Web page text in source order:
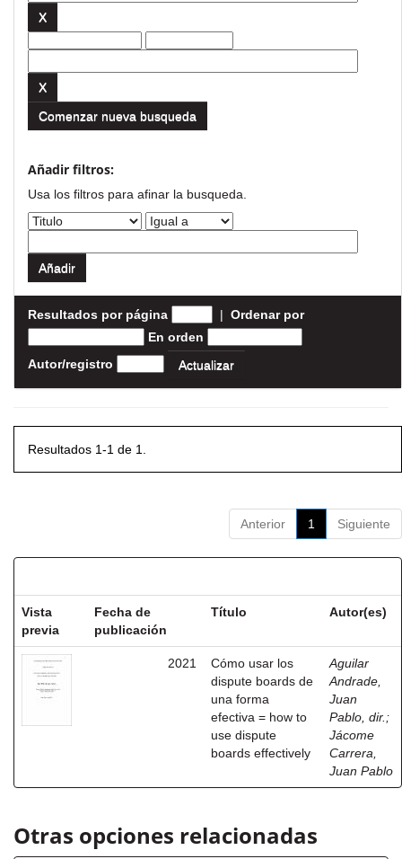
Comenzar nueva busqueda
Añadir filtros:
Usa los filtros para afinar la busqueda.
Resultados por página | Ordenar por
En orden
Autor/registro
Resultados 1-1 de 1.
Anterior 1 Siguiente
Vista
previa
Fecha de
publicación
Título Autor(es)
2021
Cómo usar los
dispute boards de
una forma
efectiva = how to
use dispute
boards effectively
Aguilar
Andrade,
Juan
Pablo, dir. ;
Jácome
Carrera,
Juan Pablo
Otras opciones relacionadas